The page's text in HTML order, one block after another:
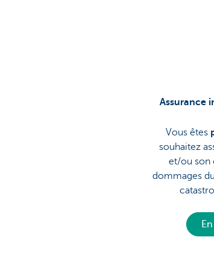
Assurance
Vous êtes
souhaitez
et/ou son
dommages